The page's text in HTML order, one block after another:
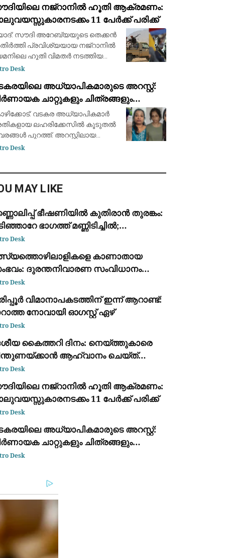
സമ്പന്നമായ കൈത്തറി
അതിനായി ജീവിതം
നജ്‌റാനിൽ ഹൂതി ആക്രമണം:
11 പേർക്ക് പരിക്ക്
സൗദി അറേബ്യയുടെ തെക്കൻ
പ്രവിശ്യയായ നജ്‌റാനിൽ
ഹൂതി വിമതർ നടത്തിയ
നാലുവയസ്സുകാരൻ
മേഖലകളെയും
ലക്ഷ്യമിട്ട് വ്യാ
Desk
അധ്യാപികമാരുടെ അറസ്റ്റ്:
ചാറ്റുകളും ചിത്രങ്ങളും
സംഘത്തിന് ലഭിച്ചു
വടകര അധ്യാപികമാര്‍
ലഹരിക്കേസില്‍ കൂടുതല്‍
പുറത്ത്. അറസ്റ്റിലായ
ഫോണ്‍ കേന്ദ്രീകരിച്ച്
Desk
MAY LIKE
ഭീഷണിയിൽ കുതിരാൻ തുരങ്കം:
ഭാഗത്ത് മണ്ണിടിച്ചിൽ;
യാത്രക്കാരും
Desk
കാണാതായ
ദുരന്തനിവാരണ സംവിധാനം
പരാജയപ്പെട്ടു; കടുത്ത
ഫാ. യൂജിൻ പെരേര
Desk
വിമാനാപകടത്തിന് ഇന്ന് ആറാണ്ട്:
നോവായി ഓഗസ്റ്റ് ഏഴ്
Desk
കൈത്തറി ദിനം: നെയ്ത്തുകാരെ
ആഹ്വാനം ചെയ്ത്
നരേന്ദ്ര മോദി
Desk
നജ്‌റാനിൽ ഹൂതി ആക്രമണം:
11 പേർക്ക് പരിക്ക്
Desk
അധ്യാപികമാരുടെ അറസ്റ്റ്:
ചാറ്റുകളും ചിത്രങ്ങളും
സംഘത്തിന് ലഭിച്ചു
Desk